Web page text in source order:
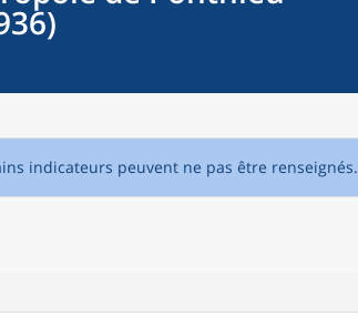
indicateurs peuvent ne pas être renseignés.